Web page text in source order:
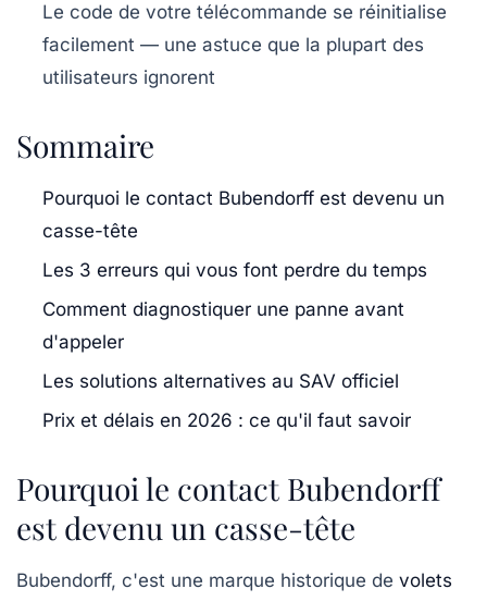
Le code de votre télécommande se réinitialise
facilement — une astuce que la plupart des
utilisateurs ignorent
Sommaire
Pourquoi le contact Bubendorff est devenu un
casse-tête
Les 3 erreurs qui vous font perdre du temps
Comment diagnostiquer une panne avant
d'appeler
Les solutions alternatives au SAV officiel
Prix et délais en 2026 : ce qu'il faut savoir
Pourquoi le contact Bubendorff
est devenu un casse-tête
Bubendorff, c'est une marque historique de volets